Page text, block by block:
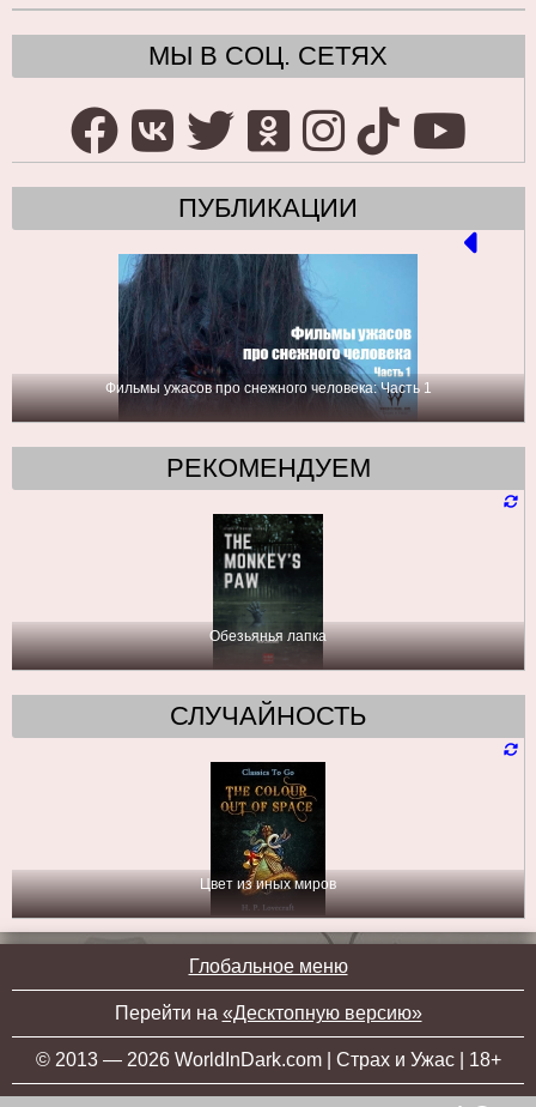
МЫ В СОЦ. СЕТЯХ
ПУБЛИКАЦИИ
Фильмы ужасов про снежного человека: Часть 1
РЕКОМЕНДУЕМ
Обезьянья лапка
СЛУЧАЙНОСТЬ
Цвет из иных миров
Глобальное меню
Перейти на «Десктопную версию»
© 2013 — 2026 WorldInDark.com | Страх и Ужас | 18+